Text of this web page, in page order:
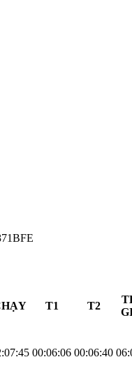
T1 T2
00:06:06 00:06:40